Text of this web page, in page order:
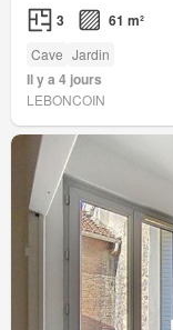
3 61 m²
Cave Jardin
Il y a 4 jours
LEBONCOIN